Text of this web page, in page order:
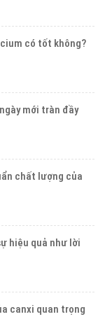
có tốt không?
mới tràn đầy
chất lượng của
hiệu quả như lời
canxi quan trọng